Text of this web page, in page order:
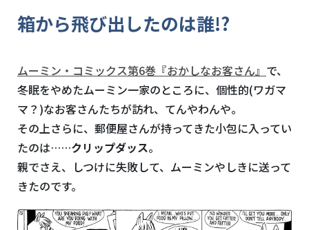
箱から飛び出したのは誰!?
ムーミン・コミックス第6巻『おかしなお客さん』 で、
冬眠をやめたムーミン一家のところに、個性的(ワガマ
マ？)なお客さんたちが訪れ、てんやわんや。
その上さらに、郵便屋さんが持ってきた小包に入ってい
たのは……クリップダッス。
親でさえ、しつけに失敗して、ムーミンやしきに送って
きたのです。